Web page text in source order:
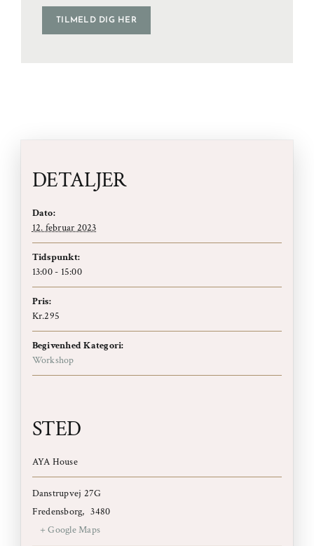
TILMELD DIG HER
DETALJER
Dato:
12. februar 2023
Tidspunkt:
13:00 - 15:00
Pris:
Kr.295
Begivenhed Kategori:
Workshop
STED
AYA House
Danstrupvej 27G
Fredensborg, 3480
+ Google Maps